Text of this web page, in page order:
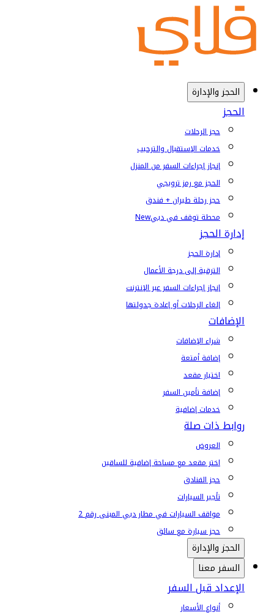
الحجز والإدارة
الحجز
حجز الرحلات
خدمات الإستقبال والترحيب
إنجاز إجراءات السفر من المنزل
الحجز مع رمز ترويجي
حجز رحلة طيران + فندق
محطة توقف في دبيNew
إدارة الحجز
إدارة الحجز
الترقية إلى درجة الأعمال
إنجاز إجراءات السفر عبر الإنترنت
إلغاء الرحلات أو إعادة جدولتها
الإضافات
شراء الإضافات
إضافة أمتعة
اختيار مقعد
إضافة تأمين السفر
خدمات إضافية
روابط ذات صلة
العروض
اختر مقعد مع مساحة إضافية للساقين
حجز الفنادق
تأجير السيارات
مواقف السيارات في مطار دبي المبنى رقم 2
حجز سيارة مع سائق
الحجز والإدارة
السفر معنا
الإعداد قبل السفر
أنواع الأسعار